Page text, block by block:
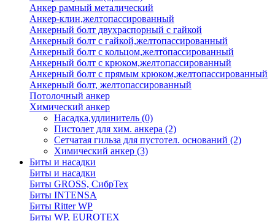
Анкер рамный металический
Анкер-клин,желтопассированный
Анкерный болт двухраспорный с гайкой
Анкерный болт с гайкой,желтопассированный
Анкерный болт с кольцом,желтопассированный
Анкерный болт с крюком,желтопассированный
Анкерный болт с прямым крюком,желтопассированный
Анкерный болт, желтопассированный
Потолочный анкер
Химический анкер
Насадка,удлинитель (0)
Пистолет для хим. анкера (2)
Сетчатая гильза для пустотел. оснований (2)
Химический анкер (3)
Биты и насадки
Биты и насадки
Биты GROSS, СибрТех
Биты INTENSA
Биты Ritter WP
Биты WP, EUROTEX